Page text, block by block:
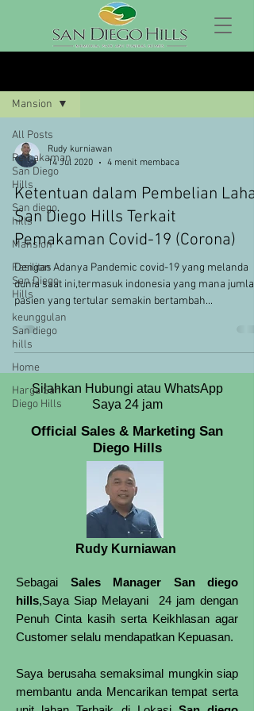
All Posts
Pemakaman
San Diego
Hills
San diego
hills
Mansion
Fasilitas
San Diego
Hills
keunggulan
San diego
hills
Home
Harga San
Diego Hills
Mansion
Rudy kurniawan
14 Jul 2020
4 menit membaca
Ketentuan dalam Pembelian
San Diego Hills Terkait
Pemakaman Covid-19 (Corona)
Dengan Adanya Pandemic covid-19 yang melanda
dunia saat ini,termasuk indonesia yang mana jumlah
pasien yang tertular semakin bertambah...
Silahkan Hubungi atau WhatsApp
Saya 24 jam
Official Sales & Marketing San
Diego Hills
Rudy Kurniawan
Sebagai Sales Manager San diego
hills,Saya Siap Melayani 24 jam dengan
Penuh Cinta kasih serta Keikhlasan agar
Customer selalu mendapatkan Kepuasan.
Saya berusaha semaksimal mungkin siap
membantu anda Mencarikan tempat serta